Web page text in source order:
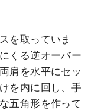
を取っていま
くる逆オーバー
肩を水平にセッ
を内に回し、手
五角形を作って